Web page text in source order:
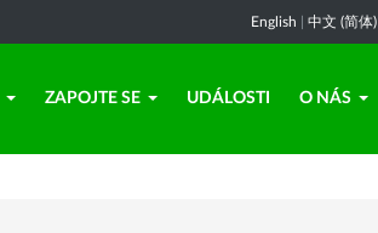
English 中文 (简体)
ZAPOJTE SE UDÁLOSTI O NÁS